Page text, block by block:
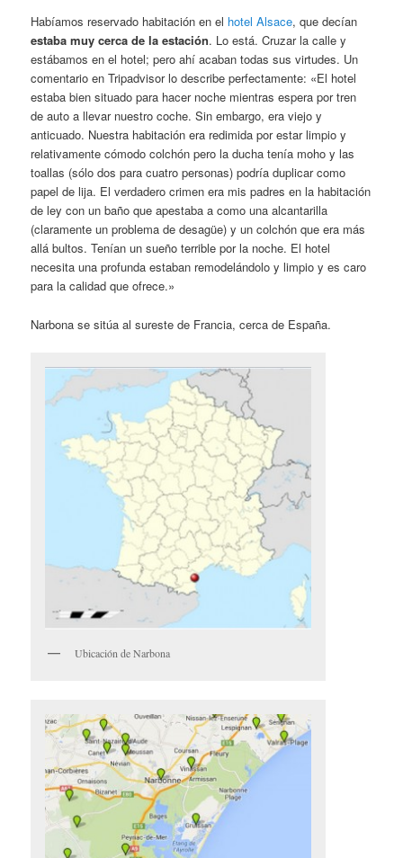
Habíamos reservado habitación en el hotel Alsace, que decían
estaba muy cerca de la estación. Lo está. Cruzar la calle y
estábamos en el hotel; pero ahí acaban todas sus virtudes. Un
comentario en Tripadvisor lo describe perfectamente: «El hotel
estaba bien situado para hacer noche mientras espera por tren
de auto a llevar nuestro coche. Sin embargo, era viejo y
anticuado. Nuestra habitación era redimida por estar limpio y
relativamente cómodo colchón pero la ducha tenía moho y las
toallas (sólo dos para cuatro personas) podría duplicar como
papel de lija. El verdadero crimen era mis padres en la habitación
de ley con un baño que apestaba a como una alcantarilla
(claramente un problema de desagüe) y un colchón que era más
allá bultos. Tenían un sueño terrible por la noche. El hotel
necesita una profunda estaban remodelándolo y limpio y es caro
para la calidad que ofrece.»
Narbona se sitúa al sureste de Francia, cerca de España.
Ubicación de Narbona